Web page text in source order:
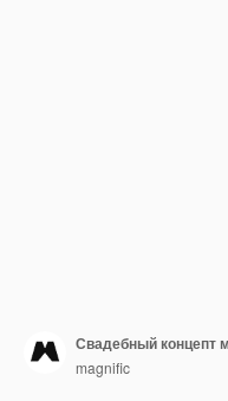
Свадебный концепт
magnific